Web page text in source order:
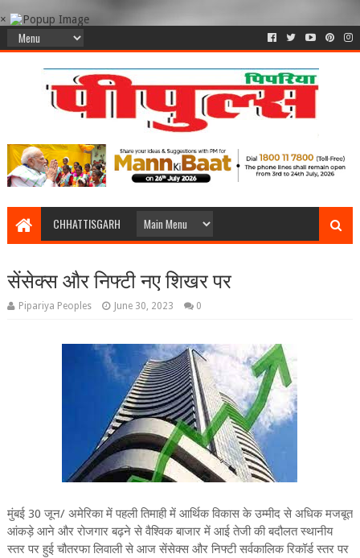
×
CHHATTISGARH
सेंसेक्स और निफ्टी नए शिखर पर
Pipariya Peoples June 30, 2023 0
मुंबई 30 जून/ अमेरिका में पहली तिमाही में आर्थिक विकास के उम्मीद से अधिक मजबूत
आंकड़े आने और रोजगार बढ़ने से वैश्विक बाजार में आई तेजी की बदौलत स्थानीय
स्तर पर हुई चौतरफा लिवाली से आज सेंसेक्स और निफ्टी सर्वकालिक रिकॉर्ड स्तर पर